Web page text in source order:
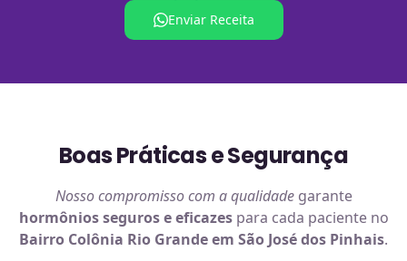
Enviar Receita
Boas Práticas e Segurança
Nosso compromisso com a qualidadegarante
hormôniosseguros e eficazespara cada paciente no
Bairro Colônia Rio Grande em São José dos Pinhais.